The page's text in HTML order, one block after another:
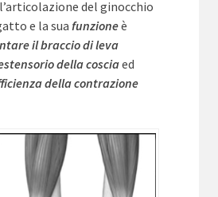
del ginocchio
e la sua funzioneè
il braccio di leva
della cosciaed
della contrazione